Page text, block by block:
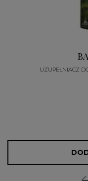
UZUPEŁNIACZ